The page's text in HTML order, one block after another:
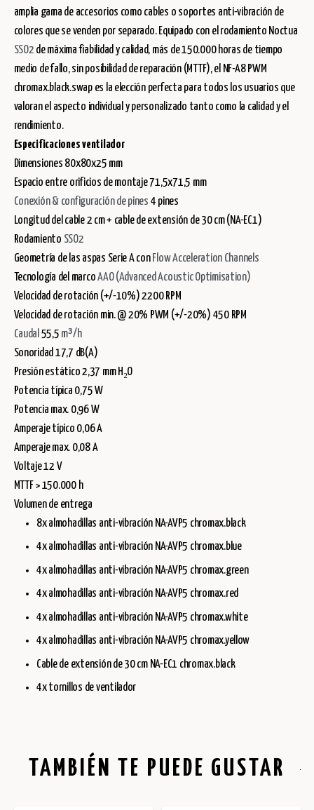
amplia gama de accesorios como cables o soportes anti-vibración de
colores que se venden por separado. Equipado con el rodamiento Noctua
SSO2 de máxima fiabilidad y calidad, más de 150.000 horas de tiempo
medio de fallo, sin posibilidad de reparación (MTTF), el NF-A8 PWM
chromax.black.swap es la elección perfecta para todos los usuarios que
valoran el aspecto individual y personalizado tanto como la calidad y el
rendimiento.
Especificaciones ventilador
Dimensiones 80x80x25 mm
Espacio entre orificios de montaje 71,5x71,5 mm
Conexión & configuración de pines 4 pines
Longitud del cable 2 cm + cable de extensión de 30 cm (NA-EC1)
Rodamiento SSO2
Geometría de las aspas Serie A con Flow Acceleration Channels
Tecnología del marcoAAO (Advanced Acoustic Optimisation)
Velocidad de rotación (+/-10%) 2200 RPM
Velocidad de rotación min. @ 20% PWM (+/-20%) 450 RPM
Caudal 55,5 m³/h
Sonoridad 17,7 dB(A)
Presión estático 2,37 mm H₂O
Potencia típica 0,75 W
Potencia max. 0,96 W
Amperaje típico 0,06 A
Amperaje max. 0,08 A
Voltaje 12 V
MTTF > 150.000 h
Volumen de entrega
8x almohadillas anti-vibración NA-AVP5 chromax.black
4x almohadillas anti-vibración NA-AVP5 chromax.blue
4x almohadillas anti-vibración NA-AVP5 chromax.green
4x almohadillas anti-vibración NA-AVP5 chromax.red
4x almohadillas anti-vibración NA-AVP5 chromax.white
4x almohadillas anti-vibración NA-AVP5 chromax.yellow
Cable de extensión de 30 cm NA-EC1 chromax.black
4x tornillos de ventilador
TAMBIÉN TE PUEDE GUSTAR